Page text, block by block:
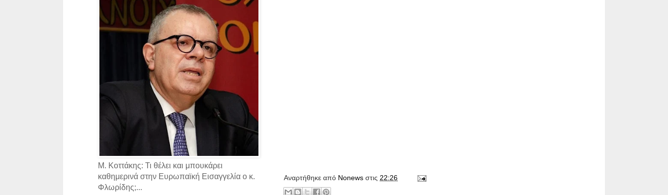
Αναρτήθηκε από Νonews στις 22:26
Μ. Κοττάκης: Τι θέλει και μπουκάρει
καθημερινά στην Ευρωπαϊκή Εισαγγελία ο κ.
Φλωρίδης;...